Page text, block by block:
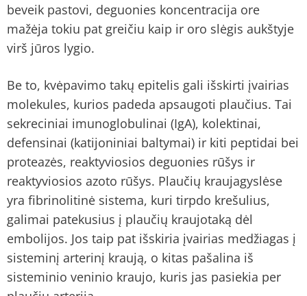
beveik pastovi, deguonies koncentracija ore
mažėja tokiu pat greičiu kaip ir oro slėgis aukštyje
virš jūros lygio.
Be to, kvėpavimo takų epitelis gali išskirti įvairias
molekules, kurios padeda apsaugoti plaučius. Tai
sekreciniai imunoglobulinai (IgA), kolektinai,
defensinai (katijoniniai baltymai) ir kiti peptidai bei
proteazės, reaktyviosios deguonies rūšys ir
reaktyviosios azoto rūšys. Plaučių kraujagyslėse
yra fibrinolitinė sistema, kuri tirpdo krešulius,
galimai patekusius į plaučių kraujotaką dėl
embolijos. Jos taip pat išskiria įvairias medžiagas į
sisteminį arterinį kraują, o kitas pašalina iš
sisteminio veninio kraujo, kuris jas pasiekia per